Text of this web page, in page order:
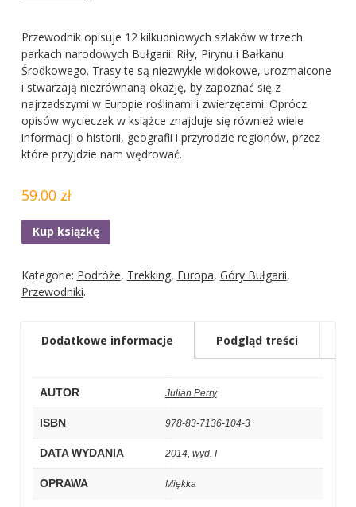
Przewodnik opisuje 12 kilkudniowych szlaków w trzech
parkach narodowych Bułgarii: Riły, Pirynu i Bałkanu
Środkowego. Trasy te są niezwykle widokowe, urozmaicone
i stwarzają niezrównaną okazję, by zapoznać się z
najrzadszymi w Europie roślinami i zwierzętami. Oprócz
opisów wycieczek w książce znajduje się również wiele
informacji o historii, geografii i przyrodzie regionów, przez
które przyjdzie nam wędrować.
59.00 zł
Kup książkę
Kategorie: Podróże, Trekking, Europa, Góry Bułgarii,
Przewodniki.
Dodatkowe informacje Podgląd treści
AUTOR Julian Perry
ISBN 978-83-7136-104-3
DATA WYDANIA 2014, wyd. I
OPRAWA Miękka